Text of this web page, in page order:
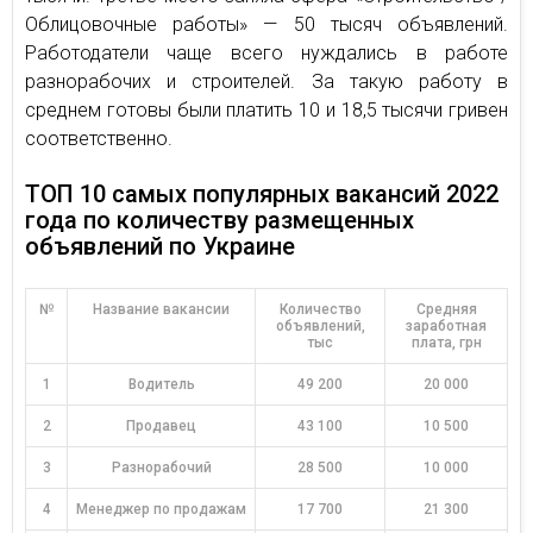
Облицовочные работы» — 50 тысяч объявлений.
Работодатели чаще всего нуждались в работе
разнорабочих и строителей. За такую работу в
среднем готовы были платить 10 и 18,5 тысячи гривен
соответственно.
ТОП 10 самых популярных вакансий 2022
года по количеству размещенных
объявлений по Украине
№ Название вакансии
Количество
объявлений,
тыс
Средняя
заработная
плата, грн
1 Водитель 49 200 20 000
2 Продавец 43 100 10 500
3 Разнорабочий 28 500 10 000
4 Менеджер по продажам 17 700 21 300